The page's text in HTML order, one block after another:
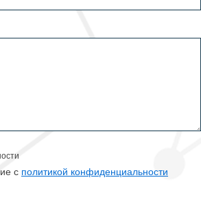
с политикой конфиденциальности